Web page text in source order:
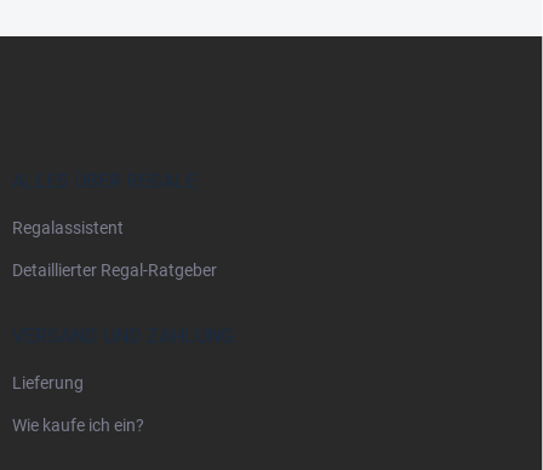
ALLES ÜBER REGALE
Regalassistent
Detaillierter Regal-Ratgeber
VERSAND UND ZAHLUNG
Lieferung
Wie kaufe ich ein?